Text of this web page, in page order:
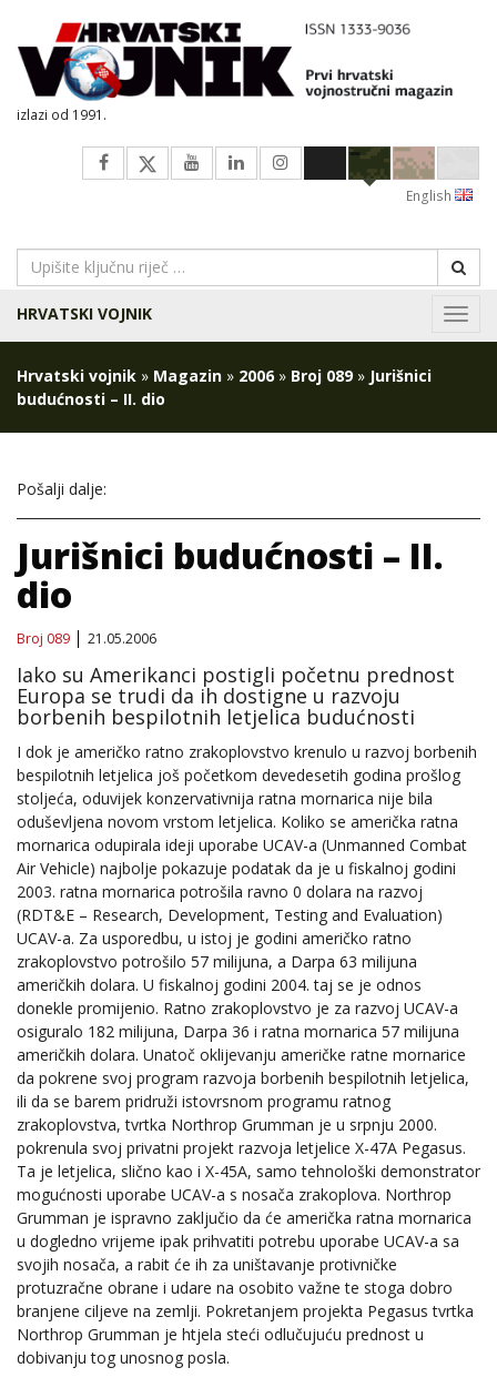
izlazi od 1991.
English
HRVATSKI VOJNIK
Hrvatski vojnik » Magazin » 2006 » Broj 089» Jurišnici
budućnosti – II. dio
Pošalji dalje:
Jurišnici budućnosti – II.
dio
Broj 089 21.05.2006
Iako su Amerikanci postigli početnu prednost
Europa se trudi da ih dostigne u razvoju
borbenih bespilotnih letjelica budućnosti
I dok je američko ratno zrakoplovstvo krenulo u razvoj borbenih
bespilotnih letjelica još početkom devedesetih godina prošlog
stoljeća, oduvijek konzervativnija ratna mornarica nije bila
oduševljena novom vrstom letjelica. Koliko se američka ratna
mornarica odupirala ideji uporabe UCAV-a (Unmanned Combat
Air Vehicle) najbolje pokazuje podatak da je u fiskalnoj godini
2003. ratna mornarica potrošila ravno 0 dolara na razvoj
(RDT&E – Research, Development, Testing and Evaluation)
UCAV-a. Za usporedbu, u istoj je godini američko ratno
zrakoplovstvo potrošilo 57 milijuna, a Darpa 63 milijuna
američkih dolara. U fiskalnoj godini 2004. taj se je odnos
donekle promijenio. Ratno zrakoplovstvo je za razvoj UCAV-a
osiguralo 182 milijuna, Darpa 36 i ratna mornarica 57 milijuna
američkih dolara. Unatoč oklijevanju američke ratne mornarice
da pokrene svoj program razvoja borbenih bespilotnih letjelica,
ili da se barem pridruži istovrsnom programu ratnog
zrakoplovstva, tvrtka Northrop Grumman je u srpnju 2000.
pokrenula svoj privatni projekt razvoja letjelice X-47A Pegasus.
Ta je letjelica, slično kao i X-45A, samo tehnološki demonstrator
mogućnosti uporabe UCAV-a s nosača zrakoplova. Northrop
Grumman je ispravno zaključio da će američka ratna mornarica
u dogledno vrijeme ipak prihvatiti potrebu uporabe UCAV-a sa
svojih nosača, a rabit će ih za uništavanje protivničke
protuzračne obrane i udare na osobito važne te stoga dobro
branjene ciljeve na zemlji. Pokretanjem projekta Pegasus tvrtka
Northrop Grumman je htjela steći odlučujuću prednost u
dobivanju tog unosnog posla.